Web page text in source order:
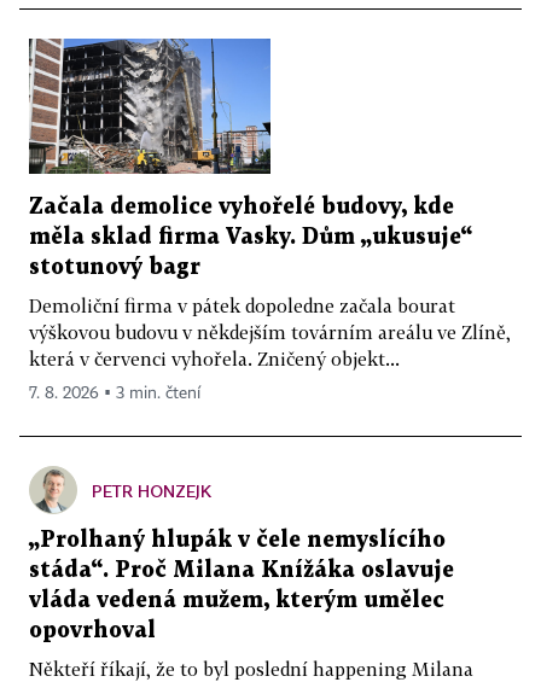
Začala demolice vyhořelé budovy, kde
měla sklad firma Vasky. Dům „ukusuje“
stotunový bagr
Demoliční firma v pátek dopoledne začala bourat
výškovou budovu v někdejším továrním areálu ve Zlíně,
která v červenci vyhořela. Zničený objekt...
7. 8. 2026 ▪ 3 min. čtení
PETR HONZEJK
„Prolhaný hlupák v čele nemyslícího
stáda“. Proč Milana Knížáka oslavuje
vláda vedená mužem, kterým umělec
opovrhoval
Někteří říkají, že to byl poslední happening Milana